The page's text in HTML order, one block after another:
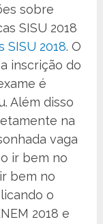
sobre
SISU 2018
SISU 2018. O
inscrição do
é
Além disso
na
vaga
ir bem no
bem no
o
2018 e